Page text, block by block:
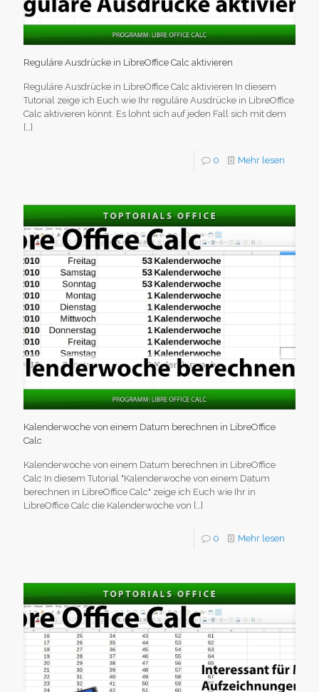
Reguläre Ausdrücke in LibreOffice Calc aktivieren
Reguläre Ausdrücke in LibreOffice Calc aktivieren In diesem
Tutorial zeige ich Euch wie Ihr reguläre Ausdrücke in LibreOffice
Calc aktivieren könnt. Es lohnt sich auf jeden Fall sich mit dem
[…]
0 Mehr lesen
Kalenderwoche von einem Datum berechnen in LibreOffice
Calc
Kalenderwoche von einem Datum berechnen in LibreOffice
Calc In diesem Tutorial "Kalenderwoche von einem Datum
berechnen in LibreOffice Calc" zeige ich Euch wie Ihr in
LibreOffice Calc die Kalenderwoche von […]
0 Mehr lesen